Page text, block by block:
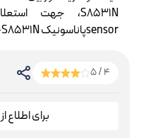
sensorپاناسونیک WV-S8531N با ما تماس بگیرید
4 / 5
برای